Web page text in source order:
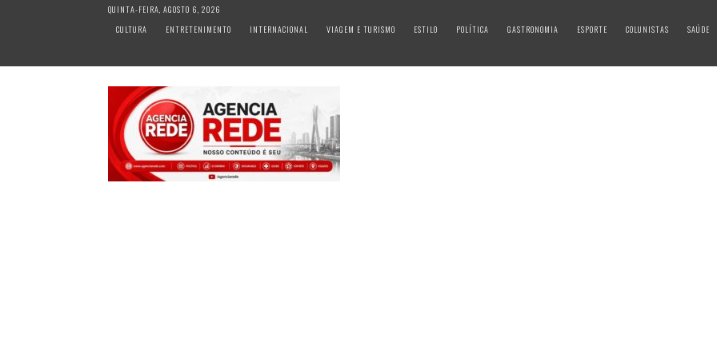
QUINTA-FEIRA, AGOSTO 6, 2026
CULTURA
ENTRETENIMENTO INTERNACIONAL VIAGEM E TURISMO ESTILO POLÍTICA GASTRONOMIA ESPORTE COLUNISTAS SAÚDE